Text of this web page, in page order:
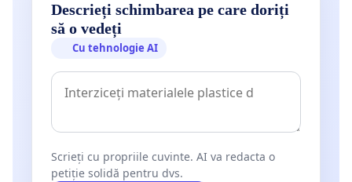
Descrieți schimbarea pe care doriți
să o vedeți
Cu tehnologie AI
Scrieți cu propriile cuvinte. AI va redacta o
petiție solidă pentru dvs.